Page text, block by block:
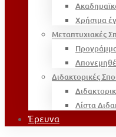
Χρήσιμα
Μεταπτυχιακές
Διδακτορικές
Λίστα
Έρευνα